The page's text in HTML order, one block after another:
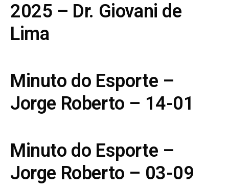
2025 – Dr. Giovani de
Lima
Minuto do Esporte –
Jorge Roberto – 14-01
Minuto do Esporte –
Jorge Roberto – 03-09